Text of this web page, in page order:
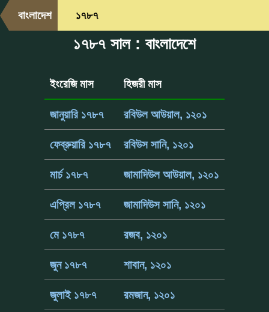
বাংলাদেশ ১৭৮৭
১৭৮৭ সাল : বাংলাদেশে
ইংরেজি মাস হিজরী মাস
জানুয়ারি ১৭৮৭ রবিউল আউয়াল, ১২০১
ফেব্রুয়ারি ১৭৮৭ রবিউস সানি, ১২০১
মার্চ ১৭৮৭ জামাদিউল আউয়াল, ১২০১
এপ্রিল ১৭৮৭ জামাদিউস সানি, ১২০১
মে ১৭৮৭ রজব, ১২০১
জুন ১৭৮৭ শাবান, ১২০১
জুলাই ১৭৮৭ রমজান, ১২০১